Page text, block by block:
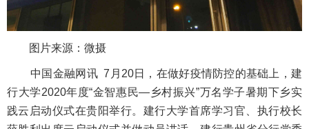
图片来源：微摄
中国金融网讯7月20日，在做好疫情防控的基础上，建
行大学2020年度“金智惠民—乡村振兴”万名学子暑期下乡实
践云启动仪式在贵阳举行。建行大学首席学习官、执行校长